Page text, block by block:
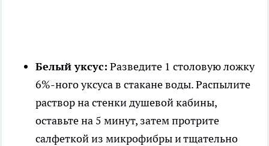
Белый уксус: Разведите 1 столовую ложку
6%-ного уксуса в стакане воды. Распылите
раствор на стенки душевой кабины,
оставьте на 5 минут, затем протрите
салфеткой из микрофибры и тщательно